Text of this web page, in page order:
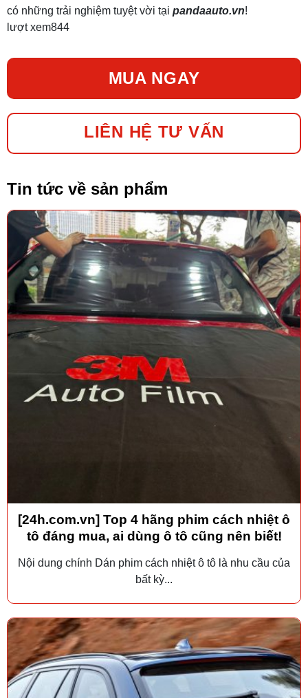
có những trải nghiệm tuyệt vời tại pandaauto.vn!
lượt xem844
MUA NGAY
LIÊN HỆ TƯ VẤN
Tin tức về sản phẩm
[24h.com.vn] Top 4 hãng phim cách nhiệt ô
tô đáng mua, ai dùng ô tô cũng nên biết!
Nội dung chính Dán phim cách nhiệt ô tô là nhu cầu của
bất kỳ...